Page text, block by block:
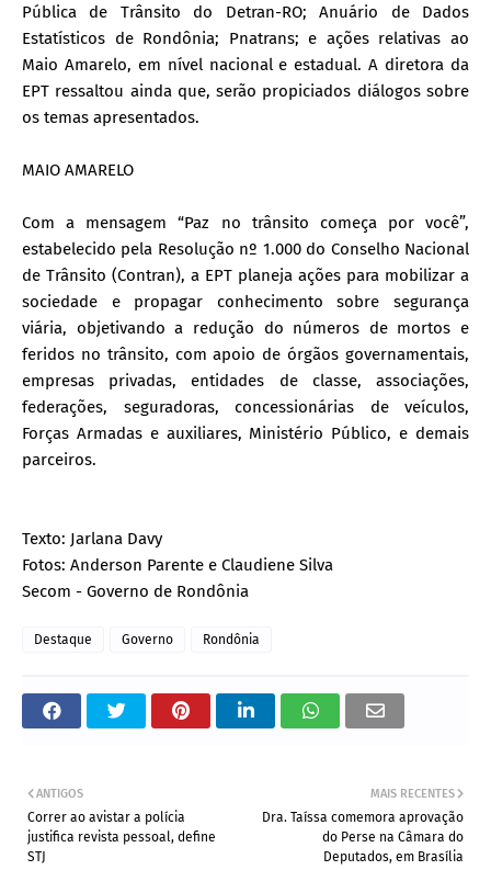
Pública de Trânsito do Detran-RO; Anuário de Dados
Estatísticos de Rondônia; Pnatrans; e ações relativas ao
Maio Amarelo, em nível nacional e estadual. A diretora da
EPT ressaltou ainda que, serão propiciados diálogos sobre
os temas apresentados.
MAIO AMARELO
Com a mensagem “Paz no trânsito começa por você”,
estabelecido pela Resolução nº 1.000 do Conselho Nacional
de Trânsito (Contran), a EPT planeja ações para mobilizar a
sociedade e propagar conhecimento sobre segurança
viária, objetivando a redução do números de mortos e
feridos no trânsito, com apoio de órgãos governamentais,
empresas privadas, entidades de classe, associações,
federações, seguradoras, concessionárias de veículos,
Forças Armadas e auxiliares, Ministério Público, e demais
parceiros.
Texto: Jarlana Davy
Fotos: Anderson Parente e Claudiene Silva
Secom - Governo de Rondônia
Destaque Governo Rondônia
MAIS RECENTES
Dra. Taíssa comemora aprovação
do Perse na Câmara do
Deputados, em Brasília
ANTIGOS
Correr ao avistar a polícia
justifica revista pessoal, define
STJ